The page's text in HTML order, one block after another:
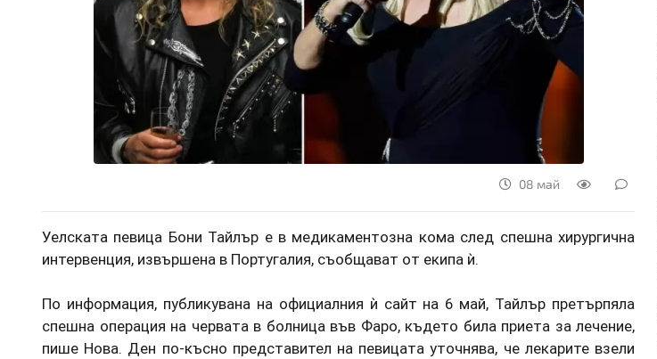
08 май
Уелската певица Бони Тайлър е в медикаментозна кома след спешна хирургична
интервенция, извършена в Португалия, съобщават от екипа ѝ.
По информация, публикувана на официалния ѝ сайт на 6 май, Тайлър претърпяла
спешна операция на червата в болница във Фаро, където била приета за лечение,
пише Нова. Ден по-късно представител на певицата уточнява, че лекарите взели